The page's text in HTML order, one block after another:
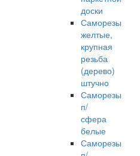
доски
Саморезы
желтые,
крупная
резьба
(дерево)
штучно
Саморезы
п/
сфера
белые
Саморезы